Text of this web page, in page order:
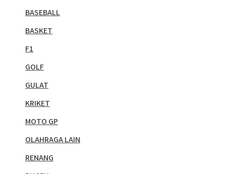
BASEBALL
BASKET
F1
GOLF
GULAT
KRIKET
MOTO GP
OLAHRAGA LAIN
RENANG